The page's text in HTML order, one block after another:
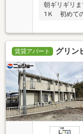
朝ギリギリ
1Ｋ 初めて
賃貸アパート グリン